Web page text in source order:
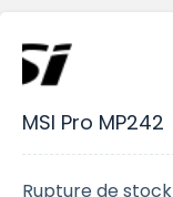
MSI Pro MP242
Rupture de stock